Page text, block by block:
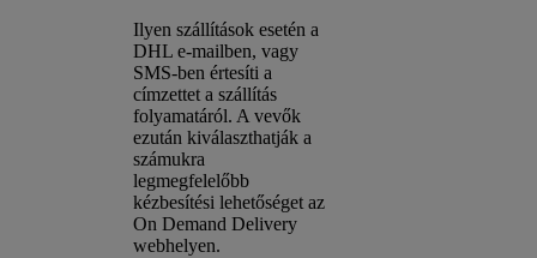
Ilyen szállítások esetén a
DHL e-mailben, vagy
SMS-ben értesíti a
címzettet a szállítás
folyamatáról. A vevők
ezután kiválaszthatják a
számukra
legmegfelelőbb
kézbesítési lehetőséget az
On Demand Delivery
webhelyen.